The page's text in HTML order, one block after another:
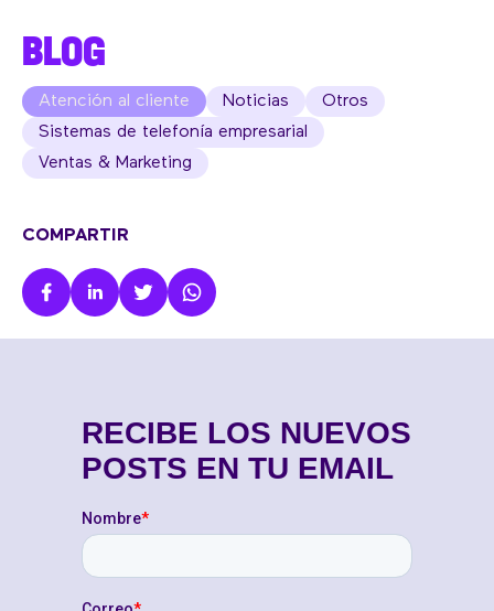
BLOG
Atención al cliente Noticias
Otros
Sistemas de telefonía empresarial
Ventas & Marketing
COMPARTIR